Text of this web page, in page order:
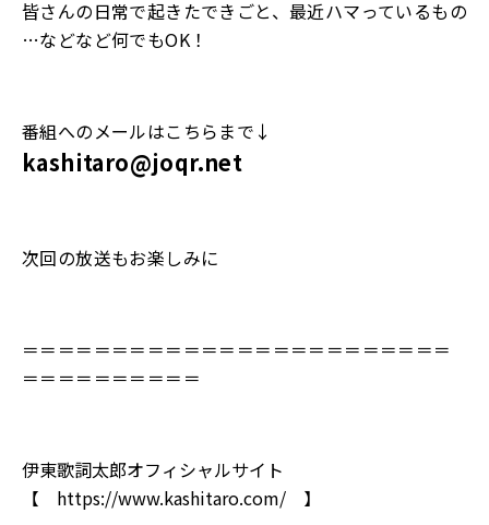
皆さんの日常で起きたできごと、最近ハマっているもの
…などなど何でもOK！
番組へのメールはこちらまで↓
kashitaro@joqr.net
次回の放送もお楽しみに
＝＝＝＝＝＝＝＝＝＝＝＝＝＝＝＝＝＝＝＝＝＝＝＝
＝＝＝＝＝＝＝＝＝＝
伊東歌詞太郎オフィシャルサイト
【 https://www.kashitaro.com/ 】